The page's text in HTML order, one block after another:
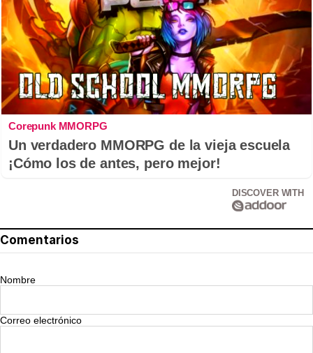
Corepunk MMORPG
Un verdadero MMORPG de la vieja escuela
¡Cómo los de antes, pero mejor!
DISCOVER WITH
Comentarios
Nombre
Correo electrónico